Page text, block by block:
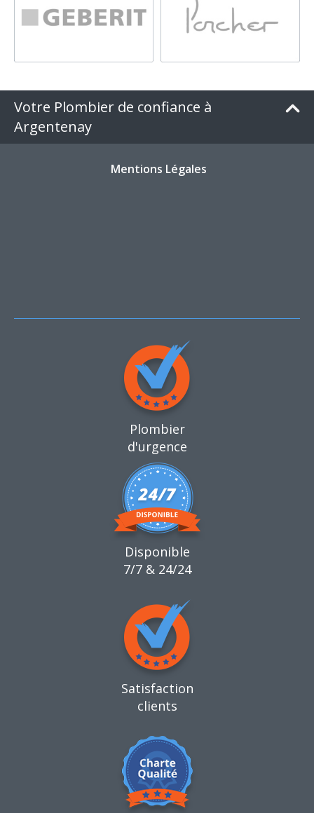
Votre Plombier de confiance à
Argentenay
Mentions Légales
Plombier
d'urgence
Disponible
7/7 & 24/24
Satisfaction
clients